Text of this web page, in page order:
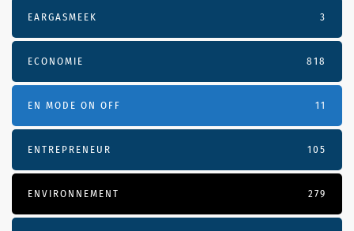
EARGASMEEK 3
ECONOMIE 818
EN MODE ON OFF 11
ENTREPRENEUR 105
ENVIRONNEMENT 279